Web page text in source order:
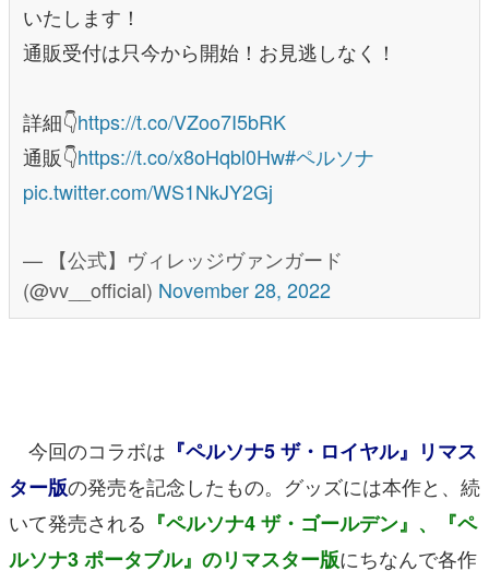
いたします！
通販受付は只今から開始！お見逃しなく！
詳細👇https://t.co/VZoo7I5bRK
通販👇https://t.co/x8oHqbl0Hw#ペルソナ
pic.twitter.com/WS1NkJY2Gj
— 【公式】ヴィレッジヴァンガード
(@vv__official) November 28, 2022
今回のコラボは 『ペルソナ5 ザ・ロイヤル』リマス
ター版の発売を記念したもの。グッズには本作と、続
いて発売される 『ペルソナ4 ザ・ゴールデン』、『ペ
ルソナ3 ポータブル』のリマスター版にちなんで各作